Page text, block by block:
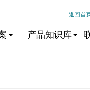
返回首
产品知识库